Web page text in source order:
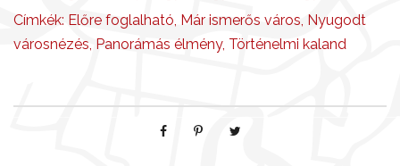
Címkék: Előre foglalható Már ismerős város Nyugodt
városnézés Panorámás élmény, Történelmi kaland